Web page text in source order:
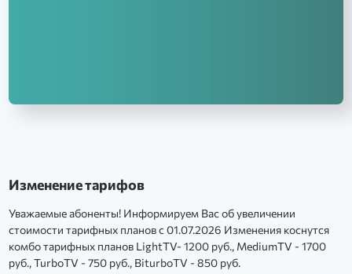
Изменение тарифов
Уважаемые абоненты! Информируем Вас об увеличении
стоимости тарифных планов c 01.07.2026 Изменения коснутся
комбо тарифных планов LightTV- 1200 руб., MediumTV - 1700
руб., TurboTV - 750 руб., BiturboTV - 850 руб.